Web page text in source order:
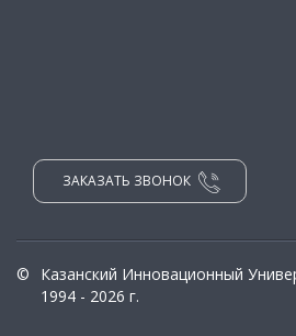
ЗАКАЗАТЬ ЗВОНОК
©
Казанский Инновационный
1994 - 2026 г.